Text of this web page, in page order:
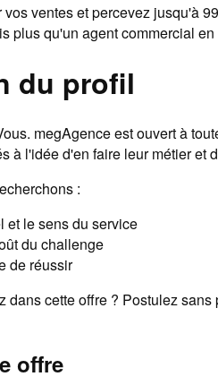
ventes et percevez jusqu'à
plus qu'un agent commercial
du profil
megAgence est ouvert à
à l'idée d'en faire leur métier et
:
et le sens du service
du challenge
de réussir
dans cette offre ? Postulez
offre